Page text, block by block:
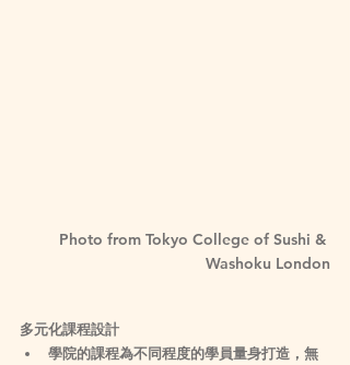
Photo from Tokyo College of Sushi &
Washoku London
多元化課程設計
學院的課程為不同程度的學員量身打造，無